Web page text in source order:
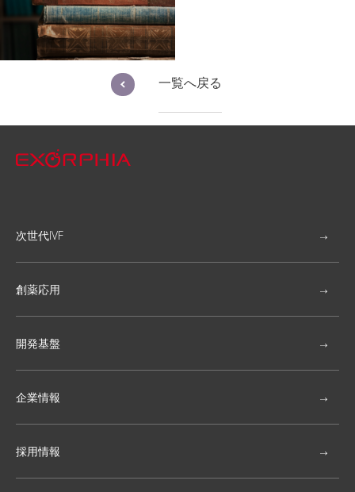
一覧へ戻る
次世代IVF
創薬応用
開発基盤
企業情報
採用情報